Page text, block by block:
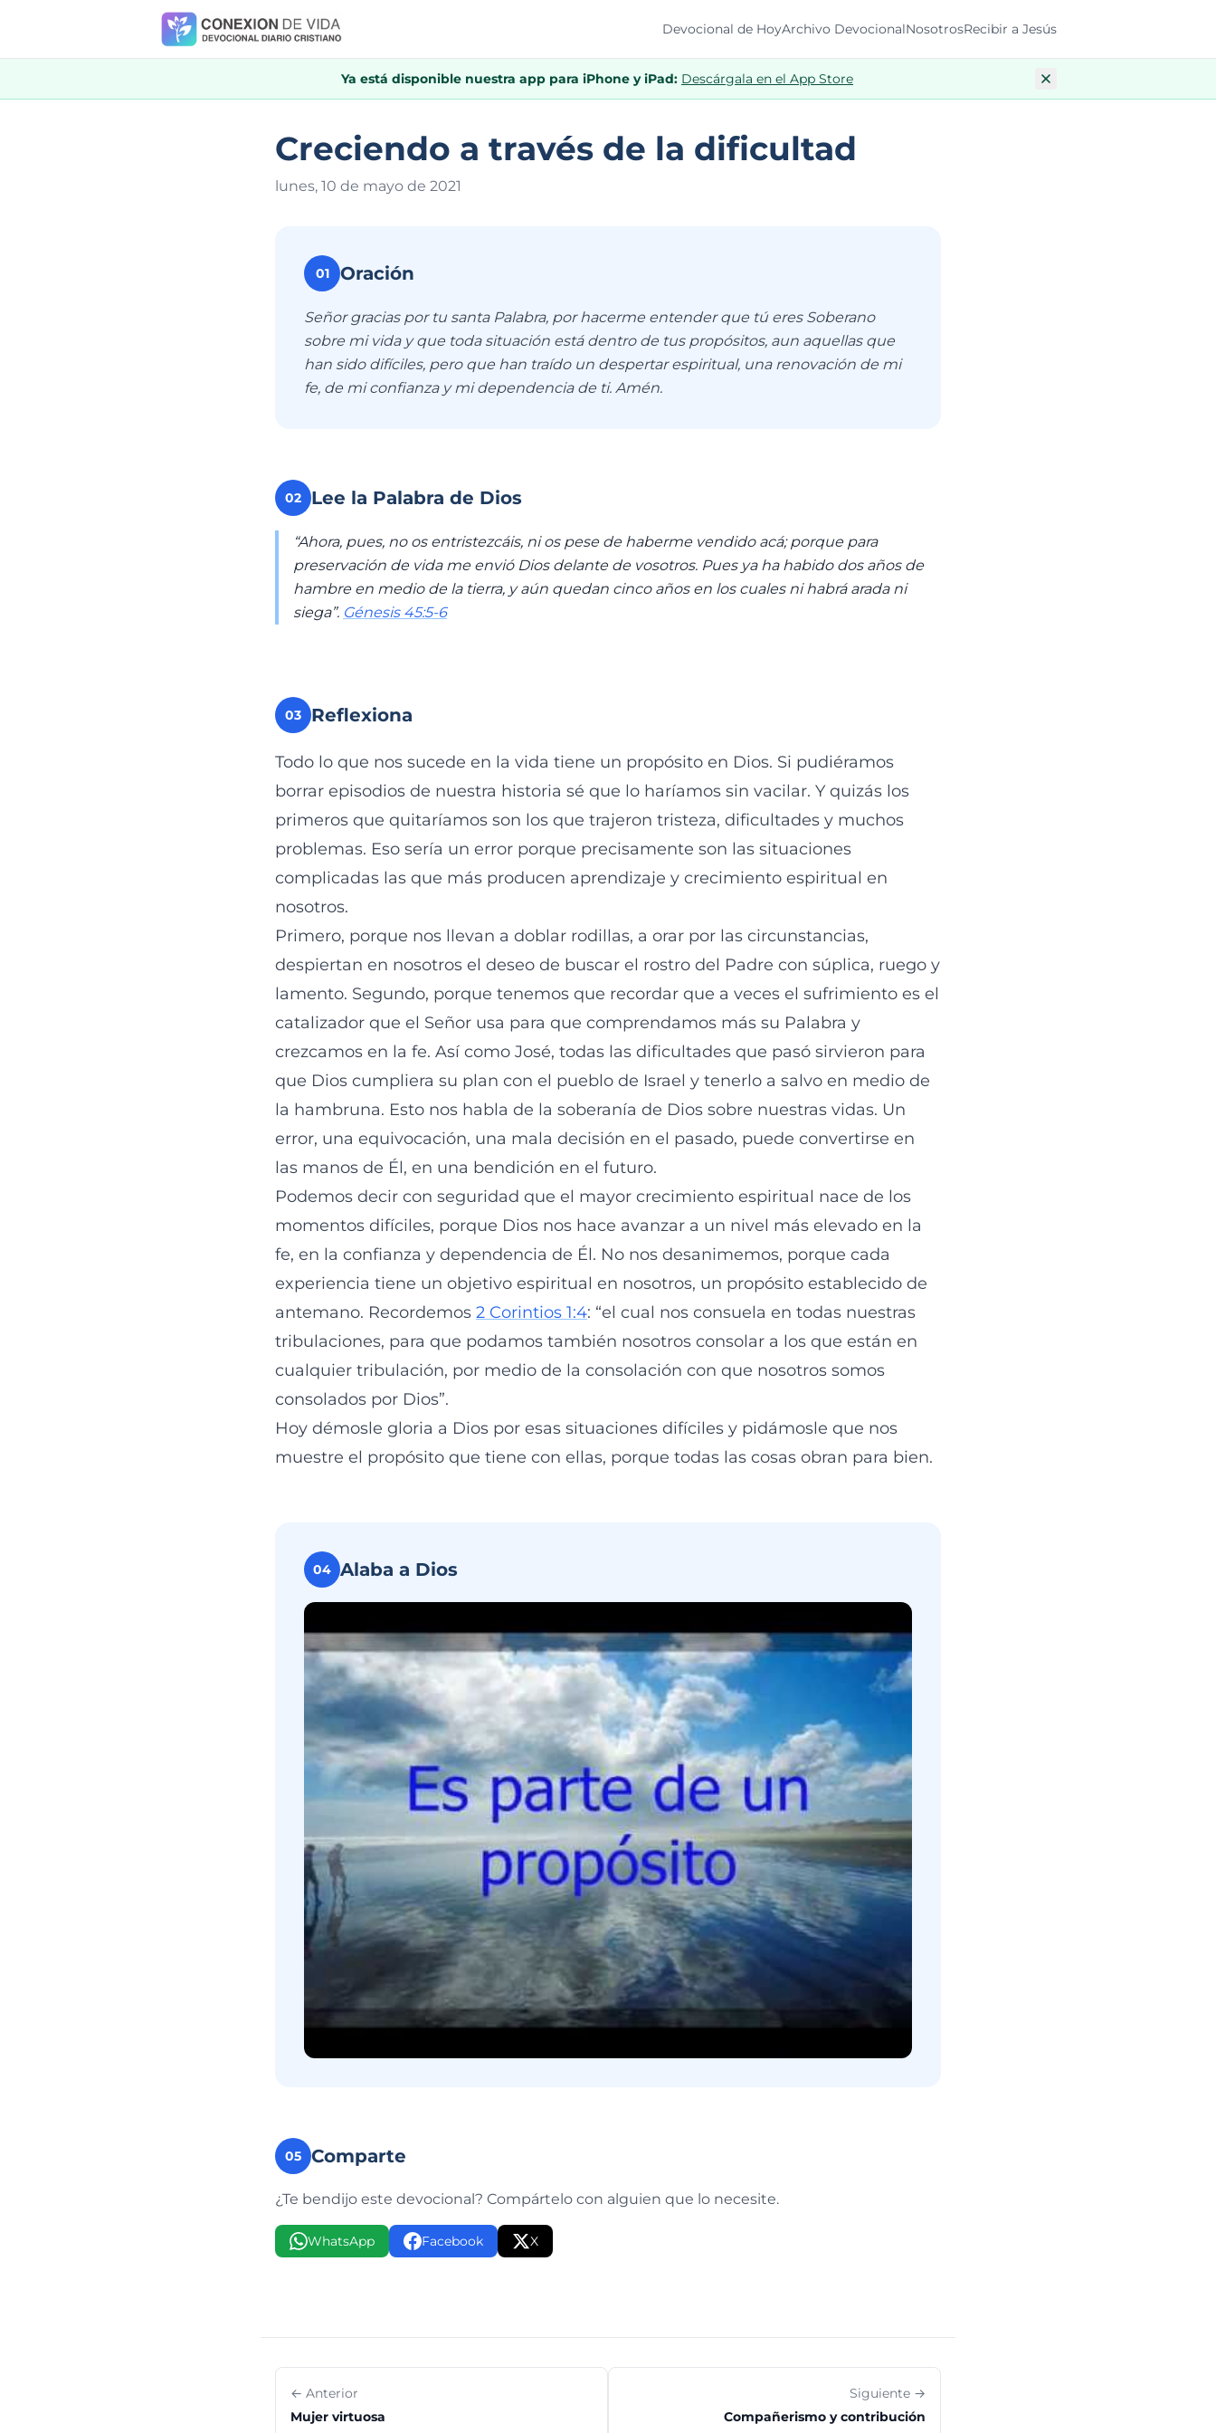
Devocional de HoyArchivo DevocionalNosotrosRecibir a Jesús
Ya está disponible nuestra app para iPhone y iPad: Descárgala en el App Store
Creciendo a través de la dificultad
lunes, 10 de mayo de 2021
01 Oración
Señor gracias por tu santa Palabra, por hacerme entender que tú eres Soberano
sobre mi vida y que toda situación está dentro de tus propósitos, aun aquellas que
han sido difíciles, pero que han traído un despertar espiritual, una renovación de mi
fe, de mi confianza y mi dependencia de ti. Amén.
02 Lee la Palabra de Dios
“Ahora, pues, no os entristezcáis, ni os pese de haberme vendido acá; porque para
preservación de vida me envió Dios delante de vosotros. Pues ya ha habido dos años de
hambre en medio de la tierra, y aún quedan cinco años en los cuales ni habrá arada ni
siega”. Génesis 45:5-6
03 Reflexiona
Todo lo que nos sucede en la vida tiene un propósito en Dios. Si pudiéramos
borrar episodios de nuestra historia sé que lo haríamos sin vacilar. Y quizás los
primeros que quitaríamos son los que trajeron tristeza, dificultades y muchos
problemas. Eso sería un error porque precisamente son las situaciones
complicadas las que más producen aprendizaje y crecimiento espiritual en
nosotros.
Primero, porque nos llevan a doblar rodillas, a orar por las circunstancias,
despiertan en nosotros el deseo de buscar el rostro del Padre con súplica, ruego y
lamento. Segundo, porque tenemos que recordar que a veces el sufrimiento es el
catalizador que el Señor usa para que comprendamos más su Palabra y
crezcamos en la fe. Así como José, todas las dificultades que pasó sirvieron para
que Dios cumpliera su plan con el pueblo de Israel y tenerlo a salvo en medio de
la hambruna. Esto nos habla de la soberanía de Dios sobre nuestras vidas. Un
error, una equivocación, una mala decisión en el pasado, puede convertirse en
las manos de Él, en una bendición en el futuro.
Podemos decir con seguridad que el mayor crecimiento espiritual nace de los
momentos difíciles, porque Dios nos hace avanzar a un nivel más elevado en la
fe, en la confianza y dependencia de Él. No nos desanimemos, porque cada
experiencia tiene un objetivo espiritual en nosotros, un propósito establecido de
antemano. Recordemos 2 Corintios 1:4: “el cual nos consuela en todas nuestras
tribulaciones, para que podamos también nosotros consolar a los que están en
cualquier tribulación, por medio de la consolación con que nosotros somos
consolados por Dios”.
Hoy démosle gloria a Dios por esas situaciones difíciles y pidámosle que nos
muestre el propósito que tiene con ellas, porque todas las cosas obran para bien.
04 Alaba a Dios
05 Comparte
¿Te bendijo este devocional? Compártelo con alguien que lo necesite.
WhatsApp Facebook X
← Anterior
Mujer virtuosa
Siguiente →
Compañerismo y contribución